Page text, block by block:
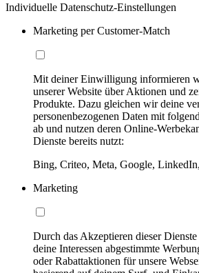
Individuelle Datenschutz-Einstellungen
Marketing per Customer-Match
Mit deiner Einwilligung informieren
unserer Website über Aktionen und
Produkte. Dazu gleichen wir deine
personenbezogenen Daten mit
ab und nutzen deren Online-
Dienste bereits nutzt:
Bing, Criteo, Meta, Google,
Marketing
Durch das Akzeptieren dieser
deine Interessen abgestimmte
oder Rabattaktionen für unsere